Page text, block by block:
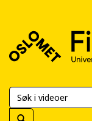
FilMet